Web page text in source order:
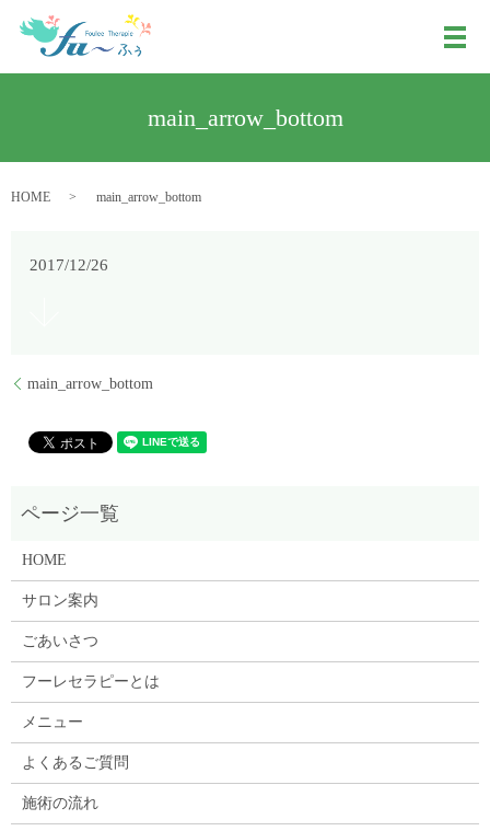
メ
main_arrow_bottom
HOME main_arrow_bottom
2017/12/26
main_arrow_bottom
HOME
サロン案内
ごあいさつ
フーレセラピーとは
メニュー
よくあるご質問
施術の流れ